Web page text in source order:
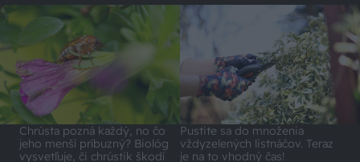
Chrústa pozná každý, no čo
jeho menší príbuzný? Biológ
vysvetľuje, či chrústik škodí
Pustite sa do množenia
vždyzelených listnáčov. Teraz
je na to vhodný čas!